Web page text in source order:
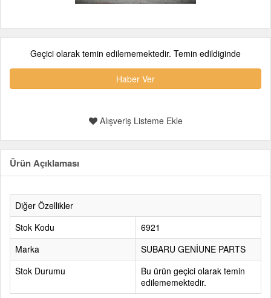
Geçici olarak temin edilememektedir. Temin edildiginde
Haber Ver
Alışveriş Listeme Ekle
Ürün Açıklaması
Diğer Özellikler
Stok Kodu
6921
Marka
SUBARU GENİUNE PARTS
Stok Durumu
Bu ürün geçici olarak temin
edilememektedir.